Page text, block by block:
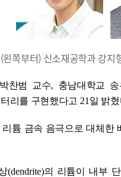
왼쪽부터) 신소재공학과 강지
찬범 교수, 충남대학교
리를 구현했다고 21 일 밝
튬 금속 음극으로 대체한
(dendrite)의 리튬이 내부